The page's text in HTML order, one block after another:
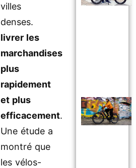
villes
denses.
livrer les
marchandises
plus
rapidement
et plus
efficacement.
Une étude a
montré que
les vélos-